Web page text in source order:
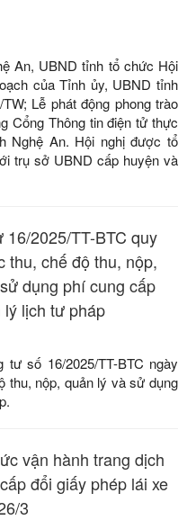
An, UBND tỉnh tổ chức Hội
của Tỉnh ủy, UBND tỉnh
Lễ phát động phong trào
Cổng Thông tin điện tử thực
Nghệ An. Hội nghị được tổ
trụ sở UBND cấp huyện và
16/2025/TT-BTC quy
thu, chế độ thu, nộp,
dụng phí cung cấp
lý lịch tư pháp
số 16/2025/TT-BTC ngày
thu, nộp, quản lý và sử dụng
vận hành trang dịch
đổi giấy phép lái xe
3